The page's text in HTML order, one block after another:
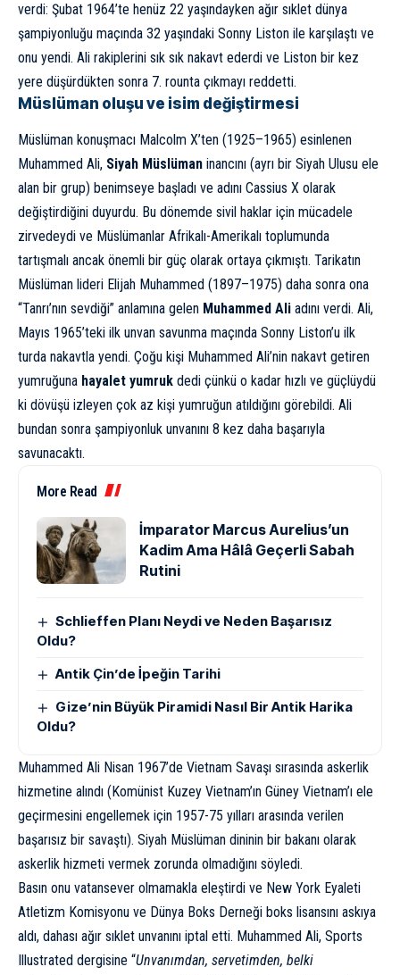
verdi: Şubat 1964’te henüz 22 yaşındayken ağır sıklet dünya
şampiyonluğu maçında 32 yaşındaki Sonny Liston ile karşılaştı ve
onu yendi. Ali rakiplerini sık sık nakavt ederdi ve Liston bir kez
yere düşürdükten sonra 7. rounta çıkmayı reddetti.
Müslüman oluşu ve isim değiştirmesi
Müslüman konuşmacı Malcolm X’ten (1925–1965) esinlenen
Muhammed Ali, Siyah Müslüman inancını (ayrı bir Siyah Ulusu ele
alan bir grup) benimseye başladı ve adını Cassius X olarak
değiştirdiğini duyurdu. Bu dönemde sivil haklar için mücadele
zirvedeydi ve Müslümanlar Afrikalı-Amerikalı toplumunda
tartışmalı ancak önemli bir güç olarak ortaya çıkmıştı. Tarikatın
Müslüman lideri Elijah Muhammed (1897–1975) daha sonra ona
“Tanrı’nın sevdiği” anlamına gelen Muhammed Ali adını verdi. Ali,
Mayıs 1965’teki ilk unvan savunma maçında Sonny Liston’u ilk
turda nakavtla yendi. Çoğu kişi Muhammed Ali’nin nakavt getiren
yumruğuna hayalet yumruk dedi çünkü o kadar hızlı ve güçlüydü
ki dövüşü izleyen çok az kişi yumruğun atıldığını görebildi. Ali
bundan sonra şampiyonluk unvanını 8 kez daha başarıyla
savunacaktı.
More Read
İmparator Marcus Aurelius’un
Kadim Ama Hâlâ Geçerli Sabah
Rutini
Schlieffen Planı Neydi ve Neden Başarısız
Oldu?
Antik Çin’de İpeğin Tarihi
Gize’nin Büyük Piramidi Nasıl Bir Antik Harika
Oldu?
Muhammed Ali Nisan 1967’de Vietnam Savaşı sırasında askerlik
hizmetine alındı ​​(Komünist Kuzey Vietnam’ın Güney Vietnam’ı ele
geçirmesini engellemek için 1957-75 yılları arasında verilen
başarısız bir savaştı). Siyah Müslüman dininin bir bakanı olarak
askerlik hizmeti vermek zorunda olmadığını söyledi.
Basın onu vatansever olmamakla eleştirdi ve New York Eyaleti
Atletizm Komisyonu ve Dünya Boks Derneği boks lisansını askıya
aldı, dahası ağır sıklet unvanını iptal etti. Muhammed Ali, Sports
Illustrated dergisine “Unvanımdan, servetimden, belki